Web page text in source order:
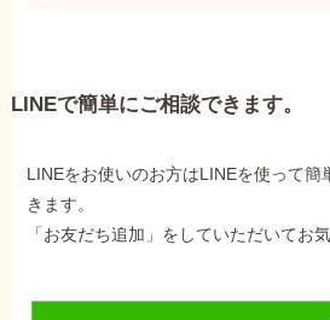
LINEで簡単にご相談できます。
LINEをお使いのお方はLINEを使って簡
きます。
「お友だち追加」をしていただいてお